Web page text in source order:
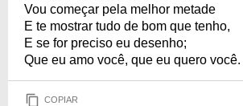
Vou começar pela melhor metade
E te mostrar tudo de bom que tenho,
E se for preciso eu desenho;
Que eu amo você, que eu quero você.
COPIAR